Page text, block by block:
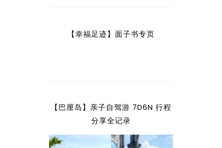
【幸福足迹】面子书专页
【巴厘岛】亲子自驾游 7D6N 行程
分享全记录